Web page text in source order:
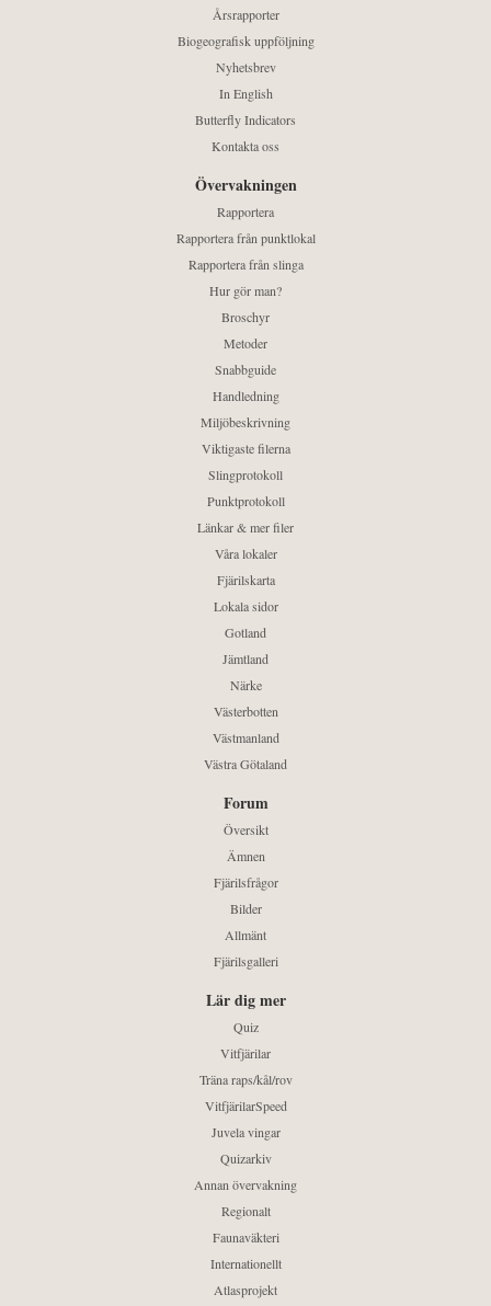
Årsrapporter
Biogeografisk uppföljning
Nyhetsbrev
In English
Butterfly Indicators
Kontakta oss
Övervakningen
Rapportera
Rapportera från punktlokal
Rapportera från slinga
Hur gör man?
Broschyr
Metoder
Snabbguide
Handledning
Miljöbeskrivning
Viktigaste filerna
Slingprotokoll
Punktprotokoll
Länkar & mer filer
Våra lokaler
Fjärilskarta
Lokala sidor
Gotland
Jämtland
Närke
Västerbotten
Västmanland
Västra Götaland
Forum
Översikt
Ämnen
Fjärilsfrågor
Bilder
Allmänt
Fjärilsgalleri
Lär dig mer
Quiz
Vitfjärilar
Träna raps/kål/rov
VitfjärilarSpeed
Juvela vingar
Quizarkiv
Annan övervakning
Regionalt
Faunaväkteri
Internationellt
Atlasprojekt